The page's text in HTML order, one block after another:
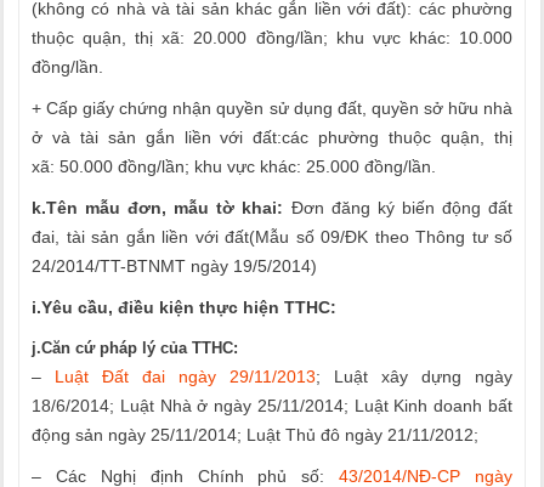
(không có nhà và tài sản khác gắn liền với đất): các phường
thuộc quận, thị xã: 20.000 đồng/lần; khu vực khác: 10.000
đồng/lần.
+ Cấp giấy chứng nhận quyền sử dụng đất, quyền sở hữu nhà
ở và tài sản gắn liền với đất:các phường thuộc quận, thị
xã: 50.000 đồng/lần; khu vực khác: 25.000 đồng/lần.
k.Tên mẫu đơn, mẫu tờ khai: Đơn đăng ký biến động đất
đai, tài sản gắn liền với đất(Mẫu số 09/ĐK theo Thông tư số
24/2014/TT-BTNMT ngày 19/5/2014)
i.Yêu cầu, điều kiện thực hiện TTHC:
j.Căn cứ pháp lý của TTHC:
– Luật Đất đai ngày 29/11/2013; Luật xây dựng ngày
18/6/2014; Luật Nhà ở ngày 25/11/2014; Luật Kinh doanh bất
động sản ngày 25/11/2014; Luật Thủ đô ngày 21/11/2012;
– Các Nghị định Chính phủ số:43/2014/NĐ-CP ngày